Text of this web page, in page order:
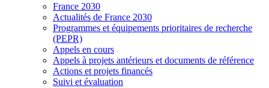
France 2030
Actualités de France 2030
Programmes et équipements prioritaires de recherche
(PEPR)
Appels en cours
Appels à projets antérieurs et documents de référence
Actions et projets financés
Suivi et évaluation